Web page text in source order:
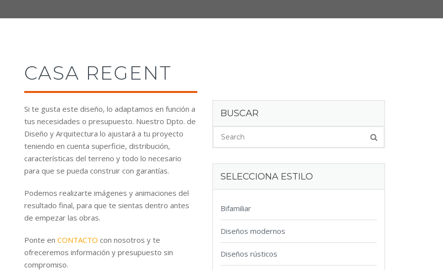
CASA REGENT
Si te gusta este diseño, lo adaptamos en función a
tus necesidades o presupuesto. Nuestro Dpto. de
Diseño y Arquitectura lo ajustará a tu proyecto
teniendo en cuenta superficie, distribución,
características del terreno y todo lo necesario
para que se pueda construir con garantías.
Podemos realizarte imágenes y animaciones del
resultado final, para que te sientas dentro antes
de empezar las obras.
Ponte en CONTACTO con nosotros y te
ofreceremos información y presupuesto sin
compromiso.
BUSCAR
SELECCIONA ESTILO
Bifamiliar
Diseños modernos
Diseños rústicos